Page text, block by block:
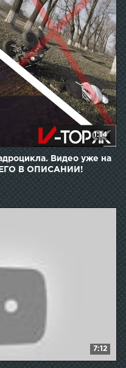
1:14
Видео уже на
В ОПИСАНИИ!
7:12